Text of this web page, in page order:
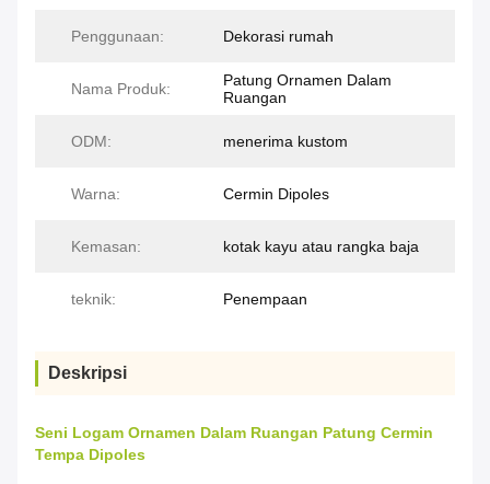
Penggunaan: Dekorasi rumah
Nama Produk:
Patung Ornamen Dalam
Ruangan
ODM: menerima kustom
Warna: Cermin Dipoles
Kemasan: kotak kayu atau rangka baja
teknik: Penempaan
Deskripsi
Seni Logam Ornamen Dalam Ruangan Patung Cermin
Tempa Dipoles